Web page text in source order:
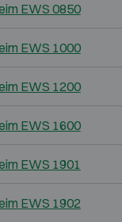
EWS 0850
EWS 1000
EWS 1200
EWS 1600
EWS 1901
EWS 1902